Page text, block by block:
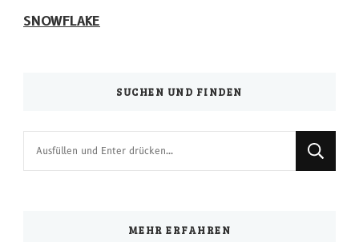
SNOWFLAKE
SUCHEN UND FINDEN
MEHR ERFAHREN